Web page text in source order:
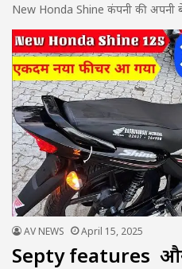
New Honda Shine कंपनी की अपनी
AV NEWS April 15, 2025
Septy features